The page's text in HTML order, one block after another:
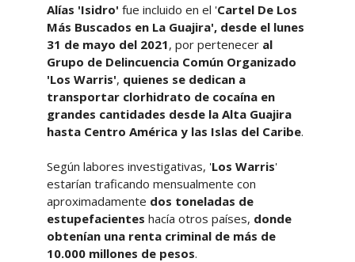
Alías 'Isidro' fue incluido en el 'Cartel De Los
Más Buscados en La Guajira', desde el lunes
31 de mayo del 2021, por pertenecer al
Grupo de Delincuencia Común Organizado
'Los Warris', quienes se dedican a
transportar clorhidrato de cocaína en
grandes cantidades desde la Alta Guajira
hasta Centro América y las Islas del Caribe.
Según labores investigativas, 'Los Warris'
estarían traficando mensualmente con
aproximadamente dos toneladas de
estupefacientes hacía otros países, donde
obtenían una renta criminal de más de
10.000 millones de pesos.